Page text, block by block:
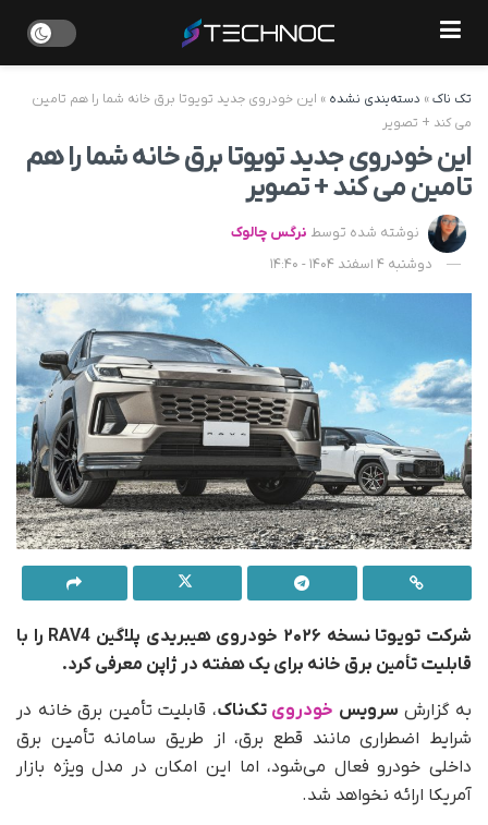
تک ناک» دسته‌بندی نشده » این خودروی جدید تویوتا برق خانه شما را هم تامین
می کند + تصویر
این خودروی جدید تویوتا برق خانه شما را هم
تامین می کند + تصویر
نوشته شده توسط نرگس چالوک
دوشنبه 4 اسفند 1404 - 14:40
شرکت تویوتا نسخه ۲۰۲۶ خودروی هیبریدی پلاگین RAV4 را با
قابلیت تأمین برق خانه برای یک هفته در ژاپن معرفی کرد.
به گزارش سرویس خودرویتک‌ناک، قابلیت تأمین برق خانه در
شرایط اضطراری مانند قطع برق، از طریق سامانه تأمین برق
داخلی خودرو فعال می‌شود، اما این امکان در مدل ویژه بازار
آمریکا ارائه نخواهد شد.